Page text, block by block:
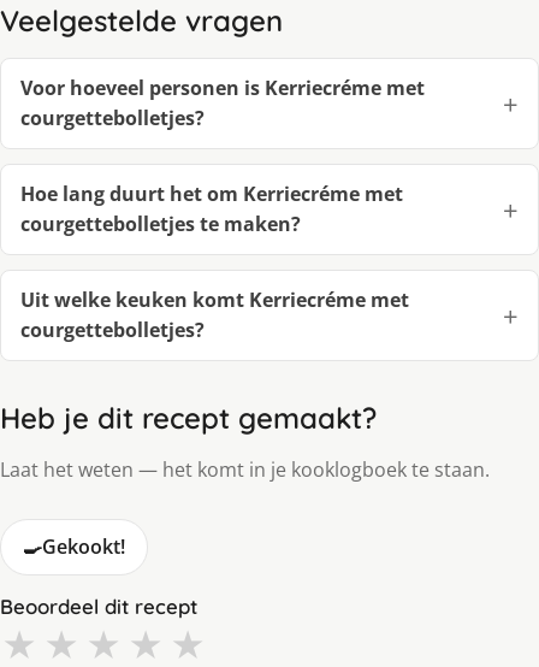
Veelgestelde vragen
Voor hoeveel personen is Kerriecréme met
courgettebolletjes?
Hoe lang duurt het om Kerriecréme met
courgettebolletjes te maken?
Uit welke keuken komt Kerriecréme met
courgettebolletjes?
Heb je dit recept gemaakt?
Laat het weten — het komt in je kooklogboek te staan.
🍳Gekookt!
Beoordeel dit recept
★ ★ ★ ★ ★